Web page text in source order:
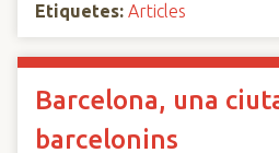
Etiquetes: Articles
Barcelona, una
barcelonins